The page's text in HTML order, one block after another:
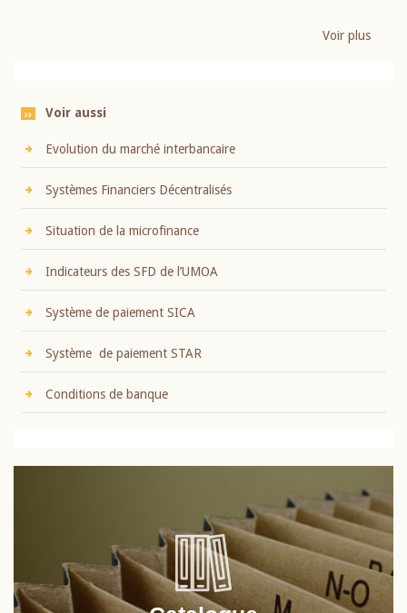
Voir plus
Voir aussi
Evolution du marché interbancaire
Systèmes Financiers Décentralisés
Situation de la microfinance
Indicateurs des SFD de l’UMOA
Système de paiement SICA
Système de paiement STAR
Conditions de banque